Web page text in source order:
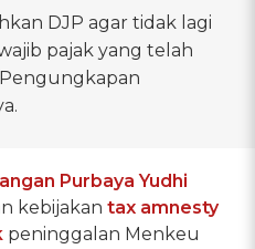
DJP agar tidak lagi
pajak yang telah
Purbaya Yudhi
kebijakan tax amnesty
peninggalan Menkeu